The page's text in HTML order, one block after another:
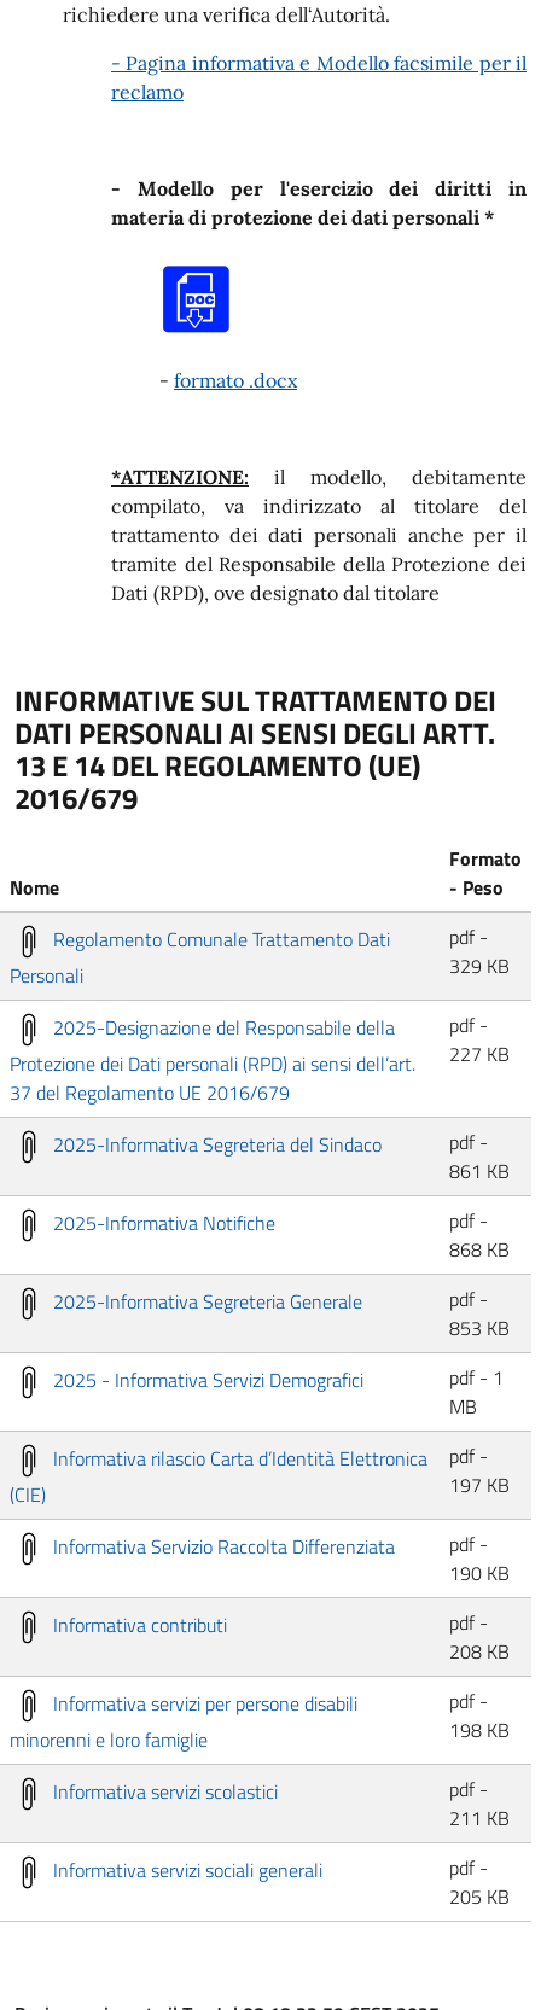
richiedere una verifica dell‘Autorità.
- Pagina informativa e Modello facsimile per il
reclamo
- Modello per l'esercizio dei diritti in
materia di protezione dei dati personali *
- formato .docx
*ATTENZIONE: il modello, debitamente
compilato, va indirizzato al titolare del
trattamento dei dati personali anche per il
tramite del Responsabile della Protezione dei
Dati (RPD), ove designato dal titolare
INFORMATIVE SUL TRATTAMENTO DEI
DATI PERSONALI AI SENSI DEGLI ARTT.
13 E 14 DEL REGOLAMENTO (UE)
2016/679
Nome
Formato
- Peso
Regolamento Comunale Trattamento Dati
Personali
pdf -
329 KB
2025-Designazione del Responsabile della
Protezione dei Dati personali (RPD) ai sensi dell’art.
37 del Regolamento UE 2016/679
pdf -
227 KB
2025-Informativa Segreteria del Sindaco
pdf -
861 KB
2025-Informativa Notifiche
pdf -
868 KB
2025-Informativa Segreteria Generale
pdf -
853 KB
2025 - Informativa Servizi Demografici
pdf - 1
MB
Informativa rilascio Carta d’Identità Elettronica
(CIE)
pdf -
197 KB
Informativa Servizio Raccolta Differenziata
pdf -
190 KB
Informativa contributi
pdf -
208 KB
Informativa servizi per persone disabili
minorenni e loro famiglie
pdf -
198 KB
Informativa servizi scolastici
pdf -
211 KB
Informativa servizi sociali generali
pdf -
205 KB